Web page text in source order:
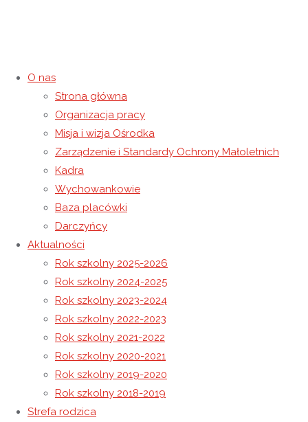
O nas
Strona główna
Organizacja pracy
Misja i wizja Ośrodka
Zarządzenie i Standardy Ochrony Małoletnich
Kadra
Wychowankowie
Baza placówki
Darczyńcy
Aktualności
Rok szkolny 2025-2026
Rok szkolny 2024-2025
Rok szkolny 2023-2024
Rok szkolny 2022-2023
Rok szkolny 2021-2022
Rok szkolny 2020-2021
Rok szkolny 2019-2020
Rok szkolny 2018-2019
Strefa rodzica
Życzenia Boże Narodzenie
2024
24 grudnia 202427 grudnia 2024
Strona główna Rok szkolny 2024-2025
Narodzenie 2024
Spotkanie Opłatkowe 2024
Św. Mikołaj z Komendy Powiatowej Policji w Łańcucie.
24 grudnia 202427 grudnia 2024